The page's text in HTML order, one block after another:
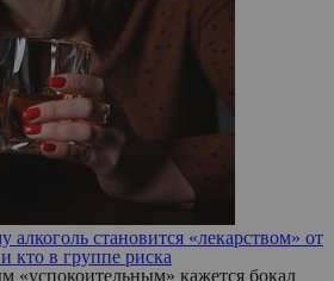
алкоголь становится «лекарством» от
кто в группе риска
«успокоительным» кажется бокал